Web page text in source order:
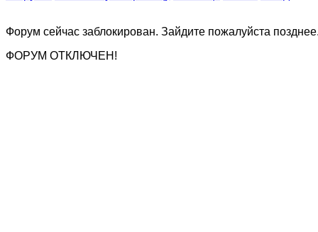
Форум сейчас заблокирован. Зайдите пожалуйста
ФОРУМ ОТКЛЮЧЕН!